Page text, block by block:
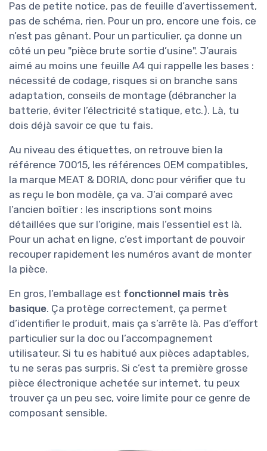
Pas de petite notice, pas de feuille d’avertissement,
pas de schéma, rien. Pour un pro, encore une fois, ce
n’est pas gênant. Pour un particulier, ça donne un
côté un peu "pièce brute sortie d’usine". J’aurais
aimé au moins une feuille A4 qui rappelle les bases :
nécessité de codage, risques si on branche sans
adaptation, conseils de montage (débrancher la
batterie, éviter l’électricité statique, etc.). Là, tu
dois déjà savoir ce que tu fais.
Au niveau des étiquettes, on retrouve bien la
référence 70015, les références OEM compatibles,
la marque MEAT & DORIA, donc pour vérifier que tu
as reçu le bon modèle, ça va. J’ai comparé avec
l’ancien boîtier : les inscriptions sont moins
détaillées que sur l’origine, mais l’essentiel est là.
Pour un achat en ligne, c’est important de pouvoir
recouper rapidement les numéros avant de monter
la pièce.
En gros, l’emballage est fonctionnel mais très
basique. Ça protège correctement, ça permet
d’identifier le produit, mais ça s’arrête là. Pas d’effort
particulier sur la doc ou l’accompagnement
utilisateur. Si tu es habitué aux pièces adaptables,
tu ne seras pas surpris. Si c’est ta première grosse
pièce électronique achetée sur internet, tu peux
trouver ça un peu sec, voire limite pour ce genre de
composant sensible.